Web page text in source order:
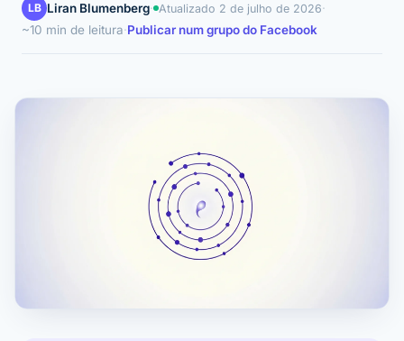
LB Liran Blumenberg· Atualizado 2 de julho de 2026·
~10 min de leitura·Publicar num grupo do Facebook